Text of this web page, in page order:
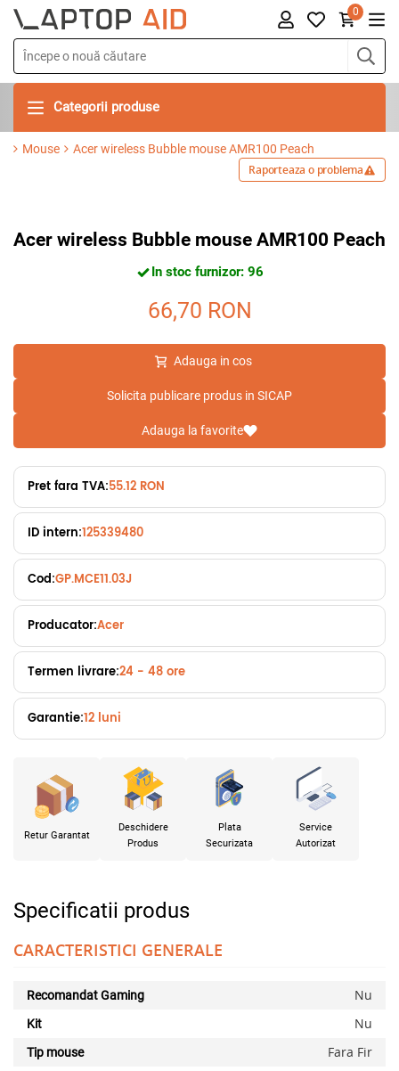
0
Categorii produse
Mouse Acer wireless Bubble mouse AMR100 Peach
Raporteaza o problema
Acer wireless Bubble mouse AMR100 Peach
In stoc furnizor: 96
66,70 RON
Adauga in cos
Solicita publicare produs in SICAP
Adauga la favorite
Pret fara TVA:55.12 RON
ID intern:125339480
Cod:GP.MCE11.03J
Producator:Acer
Termen livrare:24 - 48 ore
Garantie:12 luni
Retur Garantat
Deschidere
Produs
Plata
Securizata
Service
Autorizat
Specificatii produs
CARACTERISTICI GENERALE
Recomandat Gaming Nu
Kit Nu
Tip mouse Fara Fir